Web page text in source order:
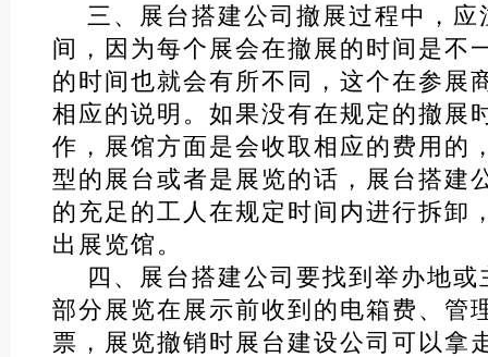
三、展台搭建公司撤展过程中，应
间，因为每个展会在撤展的时间是不
的时间也就会有所不同，这个在参展
相应的说明。如果没有在规定的撤展
作，展馆方面是会收取相应的费用的
型的展台或者是展览的话，展台搭建
的充足的工人在规定时间内进行拆卸
出展览馆。
四、展台搭建公司要找到举办地或
部分展览在展示前收到的电箱费、管
票，展览撤销时展台建设公司可以拿